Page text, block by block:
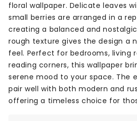
floral wallpaper. Delicate leaves
small berries are arranged in a
creating a balanced and
rough texture gives the design a
feel. Perfect for bedrooms, living
reading corners, this wallpaper
serene mood to your space. The
pair well with both modern and
offering a timeless choice for